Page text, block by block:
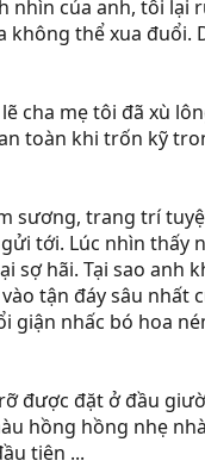
nhìn của anh, tôi
thể xua đuổi.
cha mẹ tôi đã xù
toàn khi trốn kỹ
sương, trang trí
tới. Lúc nhìn thấy
sợ hãi. Tại sao
tận đáy sâu nhất
nhấc bó hoa
được đặt ở đầu
hồng hồng nhẹ
tiên ...